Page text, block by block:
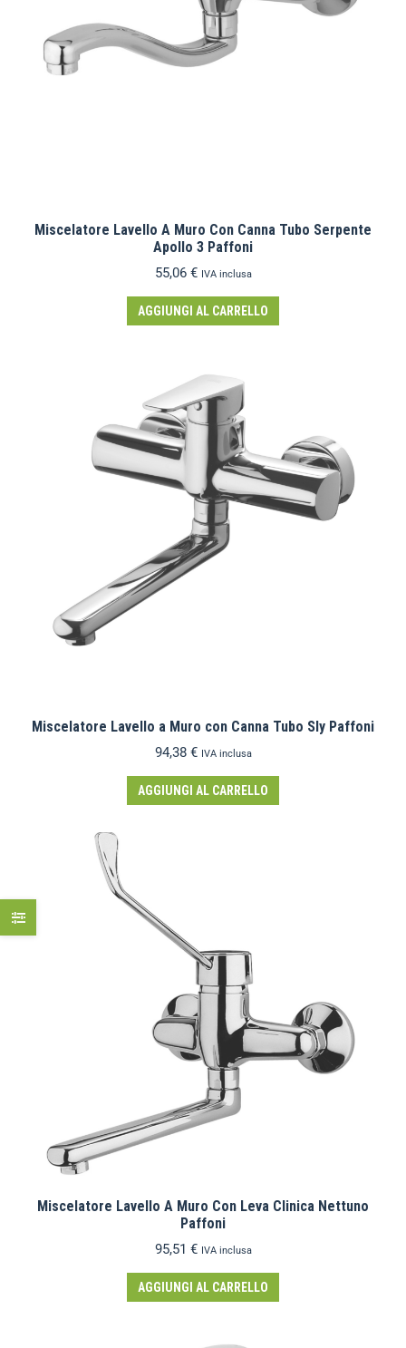
Miscelatore Lavello A Muro Con Canna Tubo Serpente
Apollo 3 Paffoni
55,06 € IVA inclusa
AGGIUNGI AL CARRELLO
Miscelatore Lavello a Muro con Canna Tubo Sly Paffoni
94,38 € IVA inclusa
AGGIUNGI AL CARRELLO
Miscelatore Lavello A Muro Con Leva Clinica Nettuno
Paffoni
95,51 € IVA inclusa
AGGIUNGI AL CARRELLO